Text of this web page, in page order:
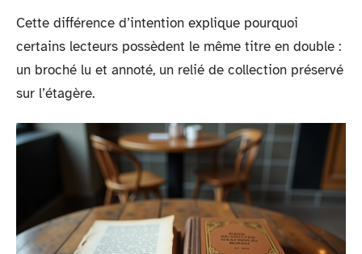
Cette différence d’intention explique pourquoi
certains lecteurs possèdent le même titre en double :
un broché lu et annoté, un relié de collection préservé
sur l’étagère.